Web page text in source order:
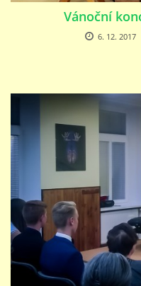
Vánoční
6. 12. 2017